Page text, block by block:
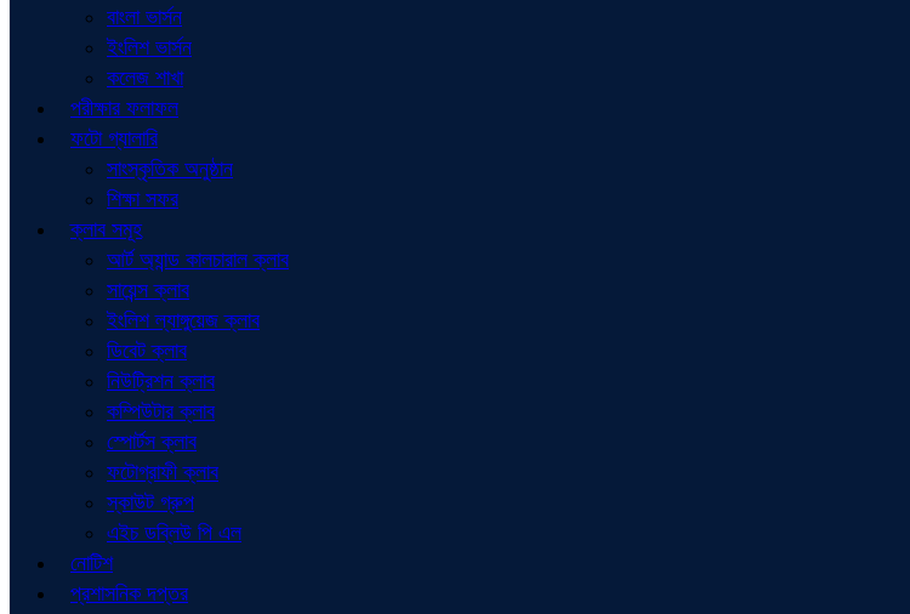
বাংলা ভার্সন
ইংলিশ ভার্সন
কলেজ শাখা
পরীক্ষার ফলাফল
ফটো গ্যালারি
সাংস্কৃতিক অনুষ্ঠান
শিক্ষা সফর
ক্লাব সমূহ
আর্ট অ্যান্ড কালচারাল ক্লাব
সায়েন্স ক্লাব
ইংলিশ ল্যাঙ্গুয়েজ ক্লাব
ডিবেট ক্লাব
নিউট্রিশন ক্লাব
কম্পিউটার ক্লাব
স্পোর্টস ক্লাব
ফটোগ্রাফী ক্লাব
স্কাউট গ্রুপ
এইচ ডব্লিউ পি এল
নোটিশ
প্রশাসনিক দপ্তর